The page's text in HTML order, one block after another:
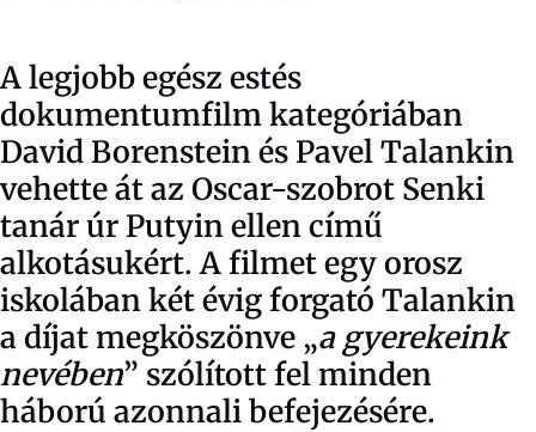
A legjobb egész estés
dokumentumfilm kategóriában
David Borenstein és Pavel Talankin
vehette át az Oscar-szobrot Senki
tanár úr Putyin ellen című
alkotásukért. A filmet egy orosz
iskolában két évig forgató Talankin
a díjat megköszönve „a gyerekeink
nevében” szólított fel minden
háború azonnali befejezésére.